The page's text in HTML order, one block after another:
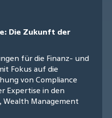
Die Zukunft der
für die Finanz- und
Fokus auf die
von Compliance
Expertise in den
Wealth Management